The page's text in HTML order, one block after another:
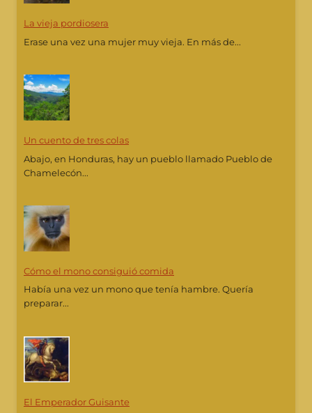
La vieja pordiosera
Erase una vez una mujer muy vieja. En más de...
Un cuento de tres colas
Abajo, en Honduras, hay un pueblo llamado Pueblo de
Chamelecón...
Cómo el mono consiguió comida
Había una vez un mono que tenía hambre. Quería
preparar...
El Emperador Guisante